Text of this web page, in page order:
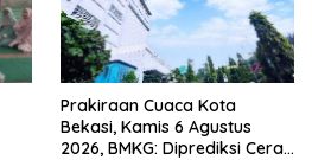
Prakiraan Cuaca Kota
Bekasi, Kamis 6 Agustus
2026, BMKG: Diprediksi Cerah